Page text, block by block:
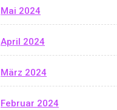
Mai 2024
April 2024
März 2024
Februar 2024